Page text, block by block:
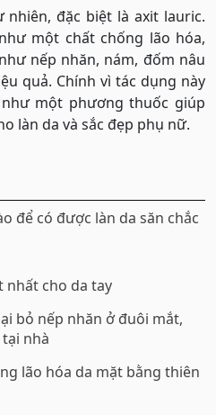
đặc biệt là axit lauric.
một chất chống lão hóa,
nếp nhăn, nám, đốm nâu
quả. Chính vì tác dụng này
một phương thuốc giúp
làn da và sắc đẹp phụ nữ.
để có được làn da săn chắc
nhất cho da tay
bỏ nếp nhăn ở đuôi mắt,
nhà
lão hóa da mặt bằng thiên